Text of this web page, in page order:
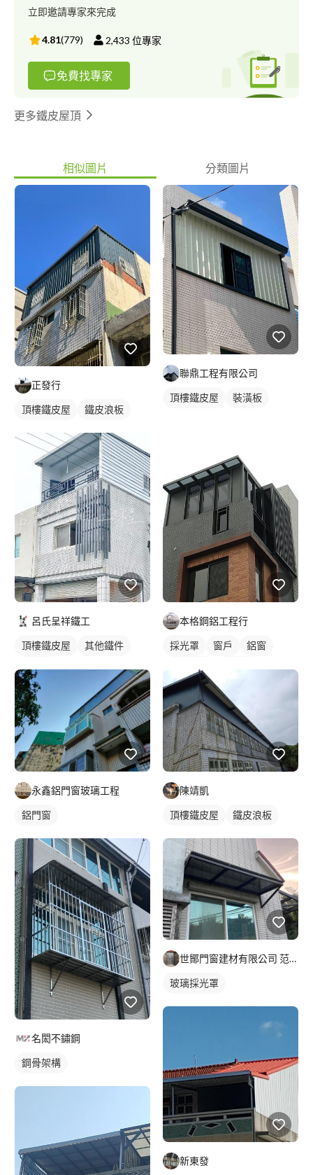
立即邀請專家來完成
4.81(779) 2,433 位專家
免費找專家
更多鐵皮屋頂
相似圖片 分類圖片
正發行
頂樓鐵皮屋 鐵皮浪板
呂氏呈祥鐵工
頂樓鐵皮屋
其他鐵件
永鑫鋁門窗玻璃工程
鋁門窗
名閎不鏽鋼
鋼骨架構
聯鼎工程有限公司
頂樓鐵皮屋 裝潢板
本格鋼鋁工程行
採光罩 窗戶
鋁窗
陳靖凱
頂樓鐵皮屋 鐵皮浪板
世鄮門窗建材有限公司 范先生
玻璃採光罩
新東發